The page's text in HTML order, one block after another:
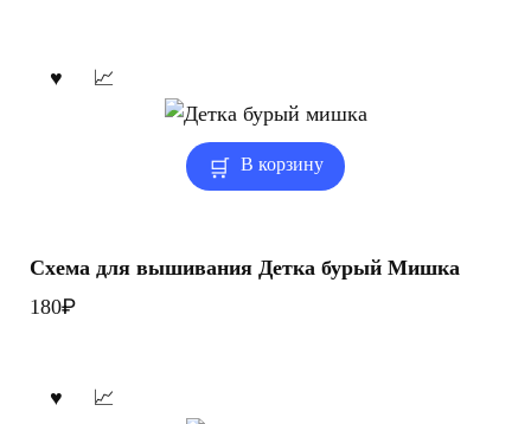
В корзину
Схема для вышивания Детка бурый Мишка
180₽